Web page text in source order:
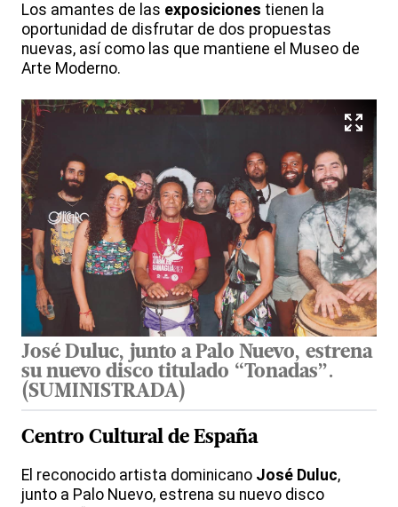
Los amantes de las exposiciones tienen la
oportunidad de disfrutar de dos propuestas
nuevas, así como las que mantiene el Museo de
Arte Moderno.
José Duluc, junto a Palo Nuevo, estrena
su nuevo disco titulado “Tonadas”.
(SUMINISTRADA)
Centro Cultural de España
El reconocido artista dominicano José Duluc,
junto a Palo Nuevo, estrena su nuevo disco